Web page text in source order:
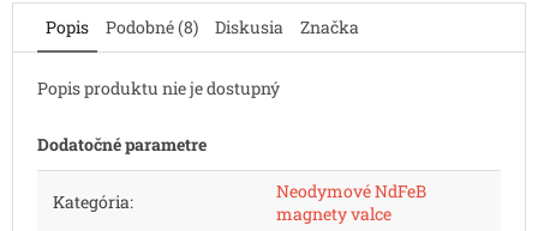
Popis Podobné (8) Diskusia Značka
Popis produktu nie je dostupný
Dodatočné parametre
Kategória:
Neodymové NdFeB
magnety valce